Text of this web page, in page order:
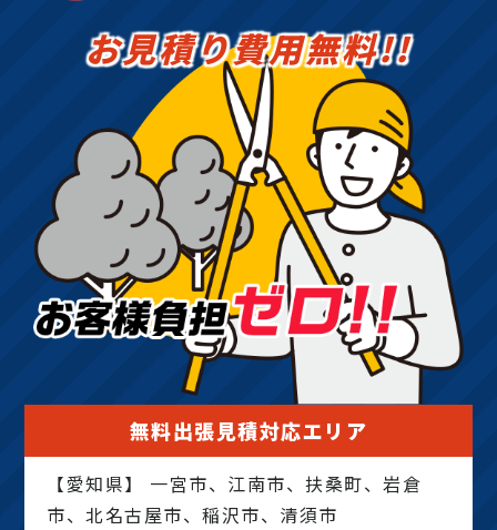
お見積り費用無料!!
無料出張見積対応エリア
【愛知県】 一宮市、江南市、扶桑町、岩倉
市、北名古屋市、稲沢市、清須市